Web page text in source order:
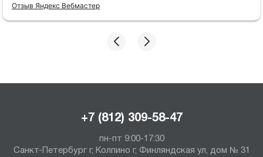
Отзыв Яндекс Вебмастер
+7 (812) 309-58-47
пн-пт 9:00-17:30
Санкт-Петербург г, Колпино г, Финляндская ул, дом № 31